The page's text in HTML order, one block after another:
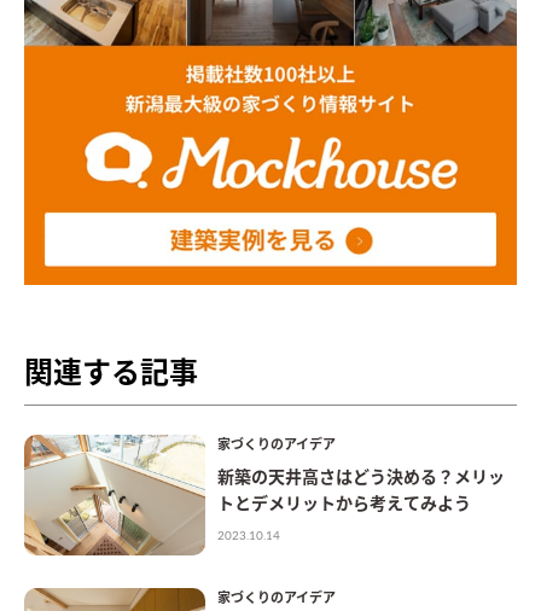
関連する記事
家づくりのアイデア
新築の天井高さはどう決める？メリッ
トとデメリットから考えてみよう
2023.10.14
家づくりのアイデア